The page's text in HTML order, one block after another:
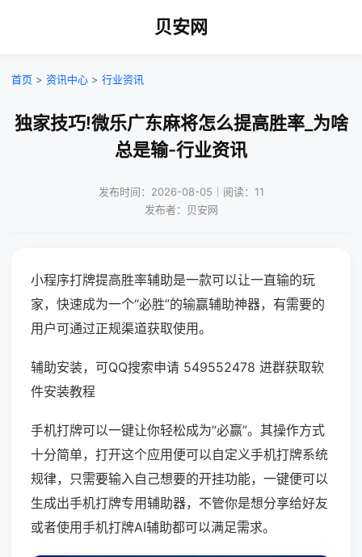
贝安网
首页 > 资讯中心 > 行业资讯
独家技巧!微乐广东麻将怎么提高胜率_为啥
总是输-行业资讯
发布时间：2026-08-05｜阅读：11
发布者：贝安网
小程序打牌提高胜率辅助是一款可以让一直输的玩
家，快速成为一个“必胜”的输赢辅助神器，有需要的
用户可通过正规渠道获取使用。
辅助安装，可QQ搜索申请 549552478 进群获取软
件安装教程
手机打牌可以一键让你轻松成为“必赢”。其操作方式
十分简单，打开这个应用便可以自定义手机打牌系统
规律，只需要输入自己想要的开挂功能，一键便可以
生成出手机打牌专用辅助器，不管你是想分享给好友
或者使用手机打牌AI辅助都可以满足需求。